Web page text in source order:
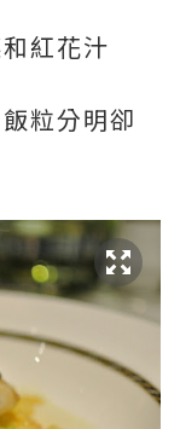
紅花汁
粒分明卻